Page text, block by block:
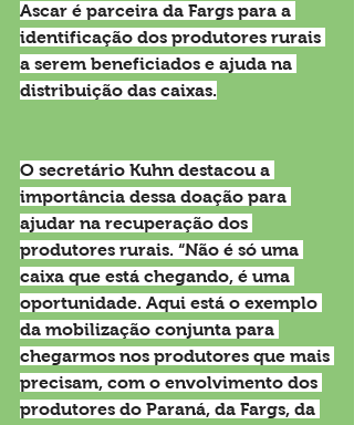
Ascar é parceira da Fargs para a
identificação dos produtores rurais
a serem beneficiados e ajuda na
distribuição das caixas.
O secretário Kuhn destacou a
importância dessa doação para
ajudar na recuperação dos
produtores rurais. “Não é só uma
caixa que está chegando, é uma
oportunidade. Aqui está o exemplo
da mobilização conjunta para
chegarmos nos produtores que mais
precisam, com o envolvimento dos
produtores do Paraná, da Fargs, da